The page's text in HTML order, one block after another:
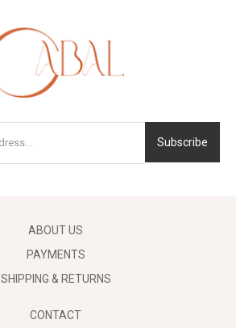
Subscribe
ABOUT US
PAYMENTS
SHIPPING & RETURNS
CONTACT